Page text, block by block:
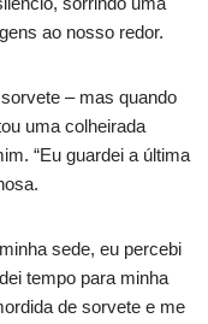
ao nosso redor.
– mas quando
uma colheirada
“Eu guardei a última
sede, eu percebi
tempo para minha
de sorvete e me